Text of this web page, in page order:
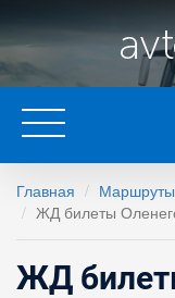
Главная
ЖД билеты
ЖД